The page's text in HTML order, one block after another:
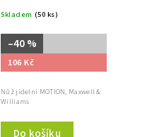
Skladem (50 ks)
–40 %
106 Kč
Nůž jídelní MOTION, Maxwell &
Williams